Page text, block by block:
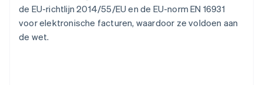
de EU-richtlijn 2014/55/EU en de EU-norm EN 16931
voor elektronische facturen, waardoor ze voldoen aan
de wet.